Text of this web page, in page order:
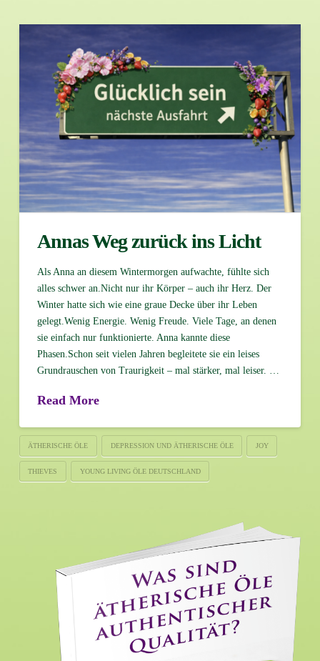
Annas Weg zurück ins Licht
Als Anna an diesem Wintermorgen aufwachte, fühlte sich
alles schwer an.Nicht nur ihr Körper – auch ihr Herz. Der
Winter hatte sich wie eine graue Decke über ihr Leben
gelegt.Wenig Energie. Wenig Freude. Viele Tage, an denen
sie einfach nur funktionierte. Anna kannte diese
Phasen.Schon seit vielen Jahren begleitete sie ein leises
Grundrauschen von Traurigkeit – mal stärker, mal leiser. …
Read More
ÄTHERISCHE ÖLE DEPRESSION UND ÄTHERISCHE ÖLE JOY
THIEVES YOUNG LIVING ÖLE DEUTSCHLAND